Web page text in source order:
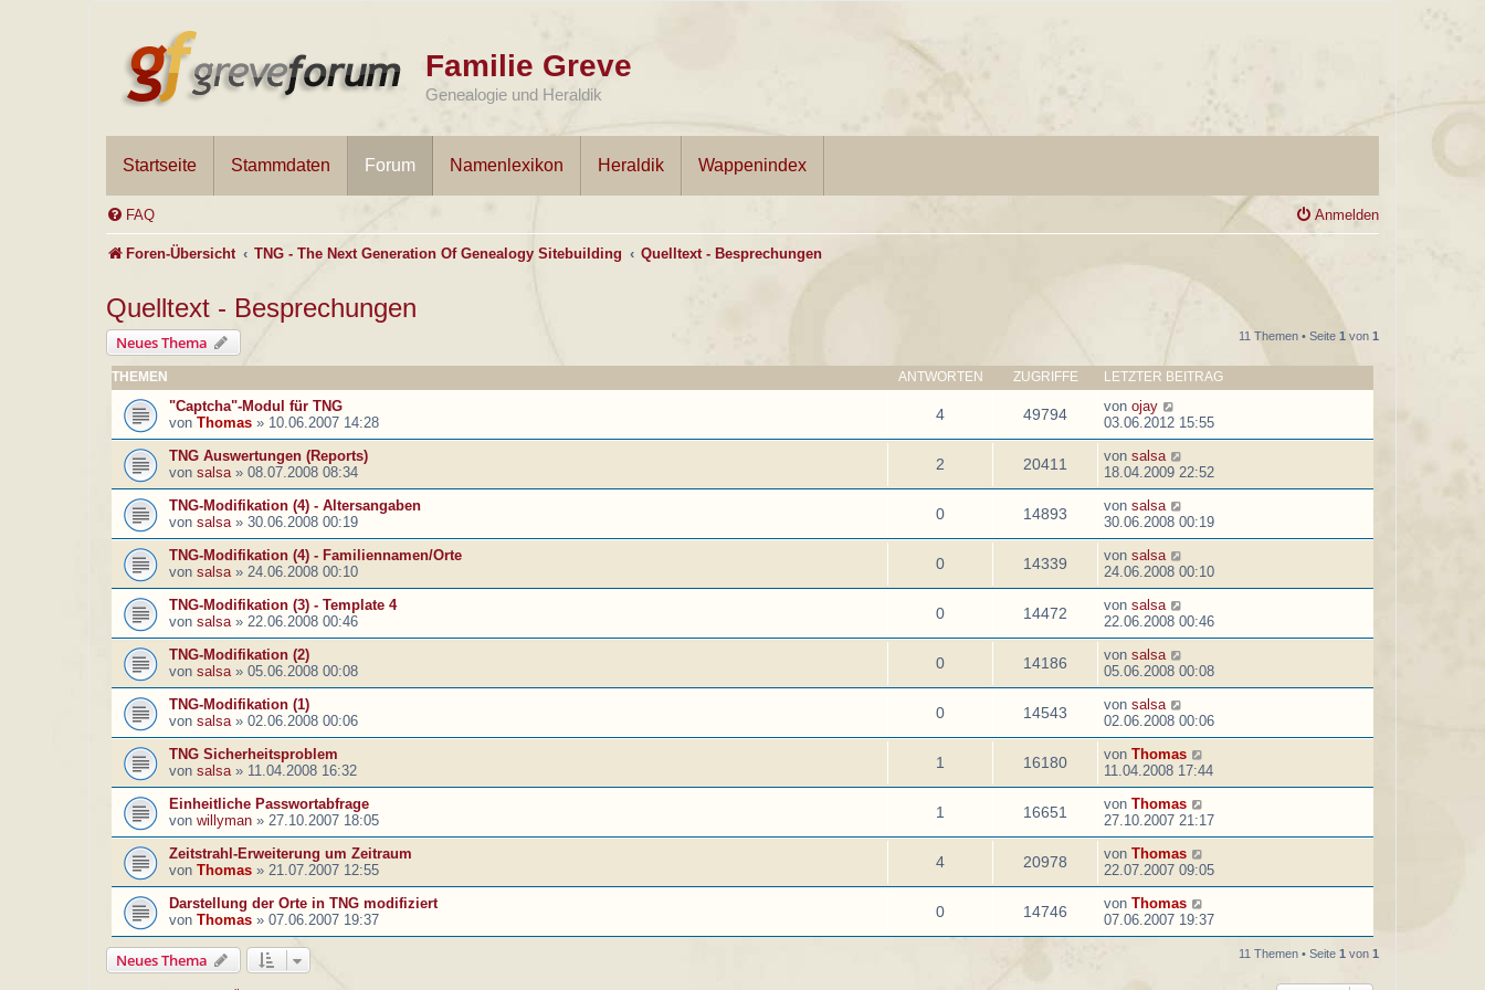
Familie Greve
Genealogie und Heraldik
Startseite Stammdaten Forum Namenlexikon Heraldik Wappenindex
FAQ Anmelden
Foren-Übersicht TNG - The Next Generation Of Genealogy Sitebuilding Quelltext - Besprechungen
Quelltext - Besprechungen
Neues Thema 11 Themen • Seite 1 von 1
THEMEN ANTWORTEN ZUGRIFFE LETZTER BEITRAG
"Captcha"-Modul für TNG
von Thomas » 10.06.2007 14:28 4 49794 von ojay
03.06.2012 15:55
TNG Auswertungen (Reports)
von salsa» 08.07.2008 08:34 2 20411 von salsa
18.04.2009 22:52
TNG-Modifikation (4) - Altersangaben
von salsa» 30.06.2008 00:19 0 14893 von salsa
30.06.2008 00:19
TNG-Modifikation (4) - Familiennamen/Orte
von salsa» 24.06.2008 00:10 0 14339 von salsa
24.06.2008 00:10
TNG-Modifikation (3) - Template 4
von salsa» 22.06.2008 00:46 0 14472 von salsa
22.06.2008 00:46
TNG-Modifikation (2)
von salsa» 05.06.2008 00:08 0 14186 von salsa
05.06.2008 00:08
TNG-Modifikation (1)
von salsa» 02.06.2008 00:06 0 14543 von salsa
02.06.2008 00:06
TNG Sicherheitsproblem
von salsa» 11.04.2008 16:32 1 16180 von Thomas
11.04.2008 17:44
Einheitliche Passwortabfrage
von willyman » 27.10.2007 18:05 1 16651 von Thomas
27.10.2007 21:17
Zeitstrahl-Erweiterung um Zeitraum
von Thomas » 21.07.2007 12:55 4 20978 von Thomas
22.07.2007 09:05
Darstellung der Orte in TNG modifiziert
von Thomas » 07.06.2007 19:37 0 14746 von Thomas
07.06.2007 19:37
Neues Thema 11 Themen • Seite 1 von 1